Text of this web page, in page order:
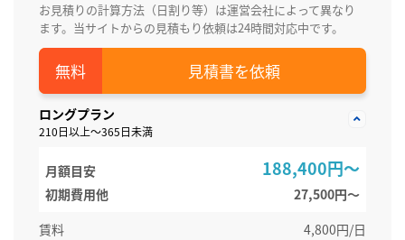
お見積りの計算方法（日割り等）は運営会社によって異なり
ます。当サイトからの見積もり依頼は24時間対応中です。
見積書を依頼
ロングプラン
210日以上～365日未満
月額目安 188,400円～
初期費用他
27,500円〜
賃料
4,800円/日